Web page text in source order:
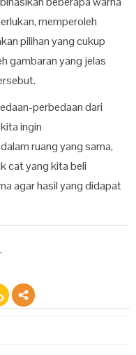
memperoleh
pilihan yang cukup
gambaran yang jelas
perbedaan dari
ingin
ruang yang sama,
cat yang kita beli
agar hasil yang didapat